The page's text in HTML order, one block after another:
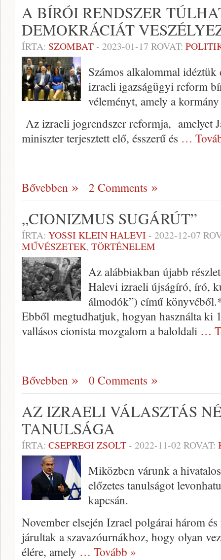
A BÍRÓI RENDSZER
DEMOKRÁCIÁT
ÍRTA: SZOMBAT- 2023-01-17 ROVAT:
Számos alkalommal
izraeli igazságügyi reform
véleményt, amely a
Az izraeli jogrendszer reformja, amelyet
miniszter terjesztett elő, ésszerű és …
Bővebben 2 Comments
„CIONIZMUS SUGÁRÚT”
ÍRTA: YOSSI KLEIN HALEVI - 2022-12-07
MŰVÉSZETEK, TÖRTÉNELEM
Az alábbiakban újabb
Halevi izraeli újságíró, író,
álmodók”) című
Ebből megtudhatjuk, hogyan használta ki
vallásos cionista mozgalom a baloldali …
Bővebben 0 Comments
AZ IZRAELI VÁLASZTÁS
TANULSÁGA
ÍRTA: CSEPREGI ZSOLT- 2022-11-02 ROVAT:
Miközben várunk a
előzetes tanulságot
kapcsán.
November elsején Izrael polgárai három
járultak a szavazóurnákhoz, hogy olyan
élére, amely … Tovább »